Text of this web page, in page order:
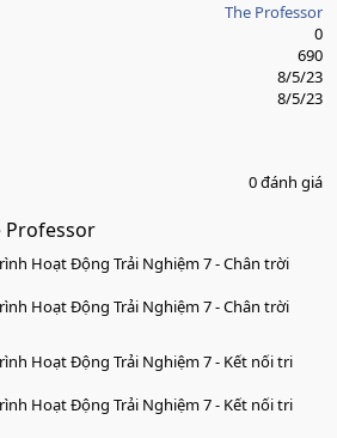
The Professor
0
690
8/5/23
8/5/23
0 đánh giá
Professor
Hoạt Động Trải Nghiệm 7 - Chân trời
Hoạt Động Trải Nghiệm 7 - Chân trời
Hoạt Động Trải Nghiệm 7 - Kết nối tri
Hoạt Động Trải Nghiệm 7 - Kết nối tri